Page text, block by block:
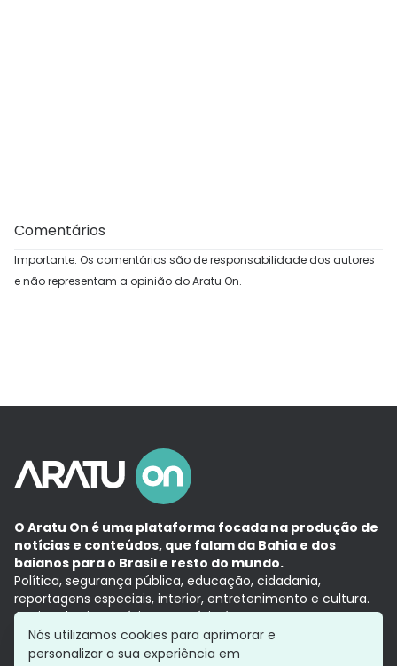
Comentários
Importante: Os comentários são de responsabilidade dos autores
e não representam a opinião do Aratu On.
O Aratu On é uma plataforma focada na produção de
notícias e conteúdos, que falam da Bahia e dos
baianos para o Brasil e resto do mundo.
Política, segurança pública, educação, cidadania,
reportagens especiais, interior, entretenimento e cultura.
Aqui, tudo vira notícia e a notícia é no tempo presente,
com a credibilidade do Grupo Aratu.
Grupo Aratu
Política de privacidade
Nós utilizamos cookies para aprimorar e
personalizar a sua experiência em